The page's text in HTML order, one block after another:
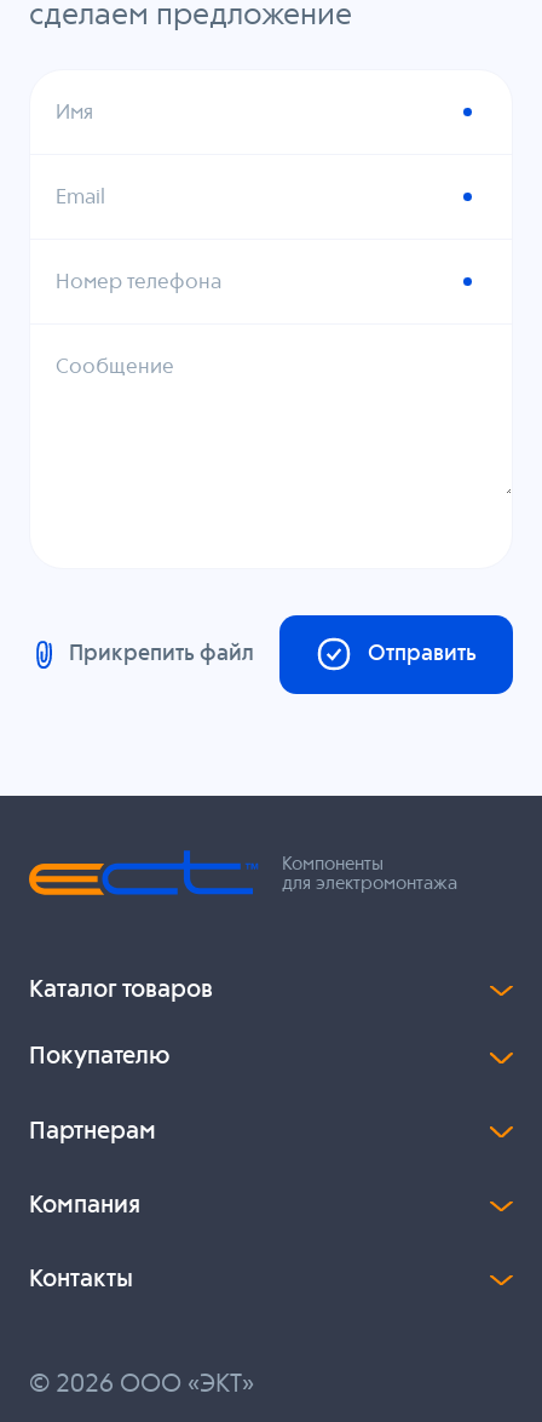
сделаем предложение
Имя
Email
Номер телефона
Сообщение
Прикрепить файл Отправить
Компоненты
для электромонтажа
Каталог товаров
Покупателю
Партнерам
Компания
Контакты
© 2026 ООО «ЭКТ»